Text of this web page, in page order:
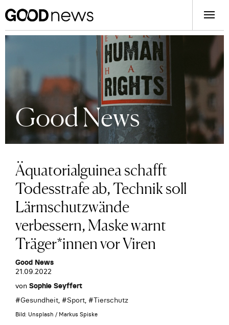
Good News
Äquatorialguinea schafft
Todesstrafe ab, Technik soll
Lärmschutzwände
verbessern, Maske warnt
Träger*innen vor Viren
Good News
21.09.2022
von Sophie Seyffert
#Gesundheit, #Sport, #Tierschutz
Bild: Unsplash / Markus Spiske